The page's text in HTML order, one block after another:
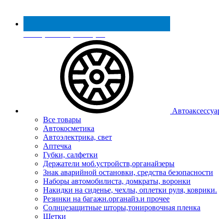
Реестр МинПромТорга
Все товары
Автокосметика
Автоэлектрика, свет
Аптечка
Губки, салфетки
Держатели моб.устройств,органайзеры
Знак аварийной остановки, средства безопасности
Наборы автомобилиста, домкраты, воронки
Накидки на сиденье, чехлы, оплетки руля, коврики.
Резинки на багажн.органайз.и прочее
Солнцезащитные шторы,тонировочная пленка
Щетки